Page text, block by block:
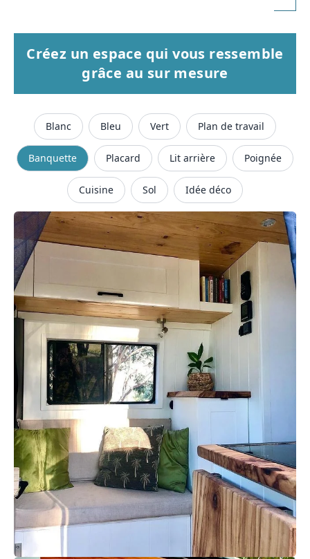
Créez un espace qui vous ressemble
grâce au sur mesure
Blanc Bleu Vert Plan de travail
Banquette Placard Lit arrière Poignée
Cuisine Sol Idée déco